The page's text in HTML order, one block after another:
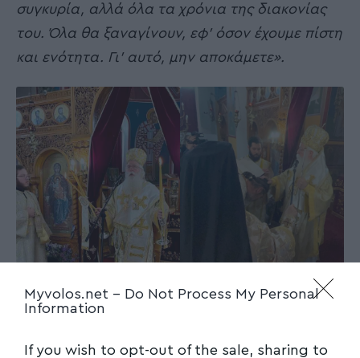
Myvolos.net - Do Not Process My Personal
Information
If you wish to opt-out of the sale, sharing to
συγκυρία, αλλά όλα τα χρόνια της διακονίας
του. Όλα θα ξαναγίνουν, εφ’ όσον έχουμε πίστη
και ενότητα. Γι’ αυτό, μην αποκάμετε».